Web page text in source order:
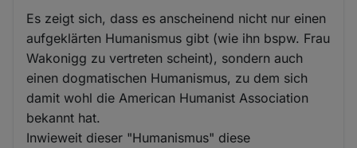
Es zeigt sich, dass es anscheinend nicht nur einen
aufgeklärten Humanismus gibt (wie ihn bspw. Frau
Wakonigg zu vertreten scheint), sondern auch
einen dogmatischen Humanismus, zu dem sich
damit wohl die American Humanist Association
bekannt hat.
Inwieweit dieser "Humanismus" diese